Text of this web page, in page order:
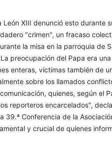
XIII denunció esto durante
"crimen", un fracaso
la misa en la parroquia de
preocupación del Papa era
enteras, víctimas también de
sobre los llamados
quienes, según el
reporteros encarcelados",
39.ª Conferencia de la
y crucial de quienes